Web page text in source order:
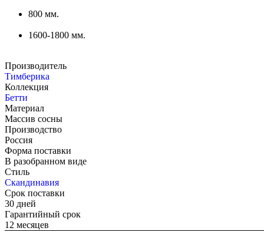
800 мм.
1600-1800 мм.
Производитель
Тимберика
Коллекция
Бетти
Материал
Массив сосны
Производство
Россия
Форма поставки
В разобранном виде
Стиль
Скандинавия
Срок поставки
30 дней
Гарантийный срок
12 месяцев